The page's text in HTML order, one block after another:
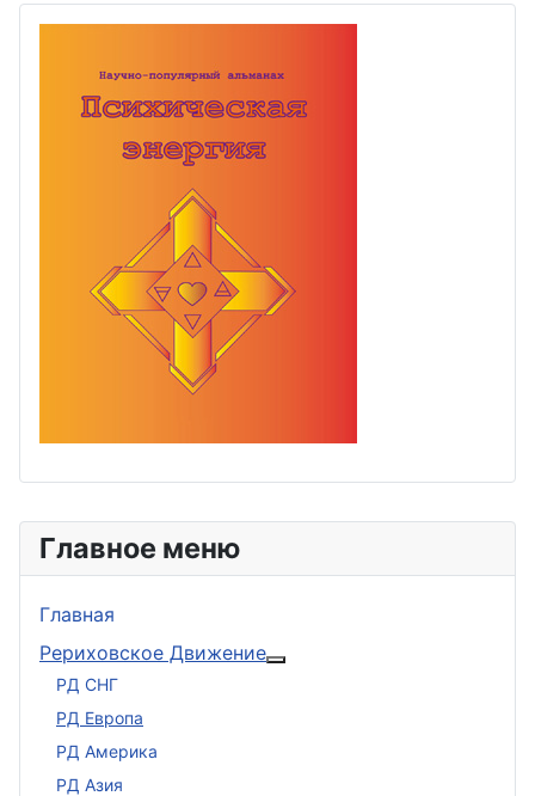
Главное меню
Главная
Рериховское Движение
РД СНГ
РД Европа
РД Америка
РД Азия